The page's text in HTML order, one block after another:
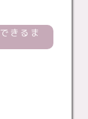
きるま